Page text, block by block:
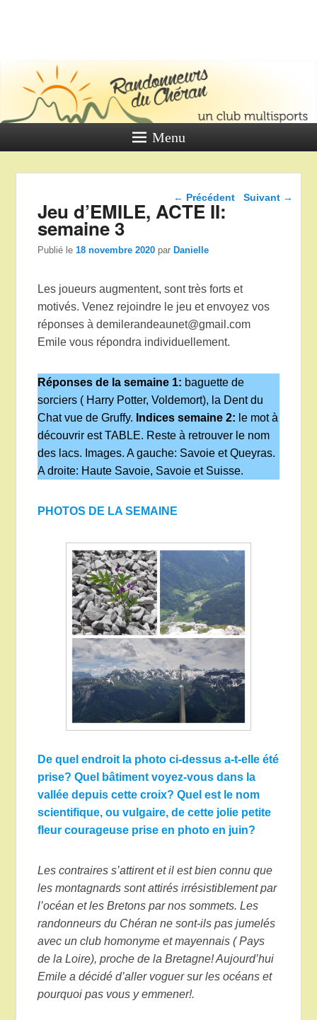
DU
Un club multi sports
Menu
Navigation dans les
← Précédent Suivant →
Jeu d’EMILE, ACTE II:
semaine 3
Publié le18 novembre 2020 parDanielle
Les joueurs augmentent, sont très forts et
motivés. Venez rejoindre le jeu et envoyez vos
réponses à demilerandeaunet@gmail.com
Emile vous répondra individuellement.
Réponses de la semaine 1: baguette de
sorciers ( Harry Potter, Voldemort), la Dent du
Chat vue de Gruffy. Indices semaine 2: le mot à
découvrir est TABLE. Reste à retrouver le nom
des lacs. Images. A gauche: Savoie et Queyras.
A droite: Haute Savoie, Savoie et Suisse.
PHOTOS DE LA SEMAINE
De quel endroit la photo ci-dessus a-t-elle été
prise? Quel bâtiment voyez-vous dans la
vallée depuis cette croix? Quel est le nom
scientifique, ou vulgaire, de cette jolie petite
fleur courageuse prise en photo en juin?
Les contraires s’attirent et il est bien connu que
les montagnards sont attirés irrésistiblement par
l’océan et les Bretons par nos sommets. Les
randonneurs du Chéran ne sont-ils pas jumelés
avec un club homonyme et mayennais ( Pays
de la Loire), proche de la Bretagne! Aujourd’hui
Emile a décidé d’aller voguer sur les océans et
pourquoi pas vous y emmener!.